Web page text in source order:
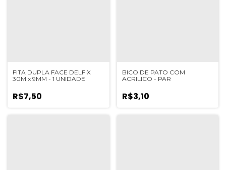
FITA DUPLA FACE DELFIX
30M x 9MM - 1 UNIDADE
R$7,50
BICO DE PATO COM
ACRILICO - PAR
R$3,10